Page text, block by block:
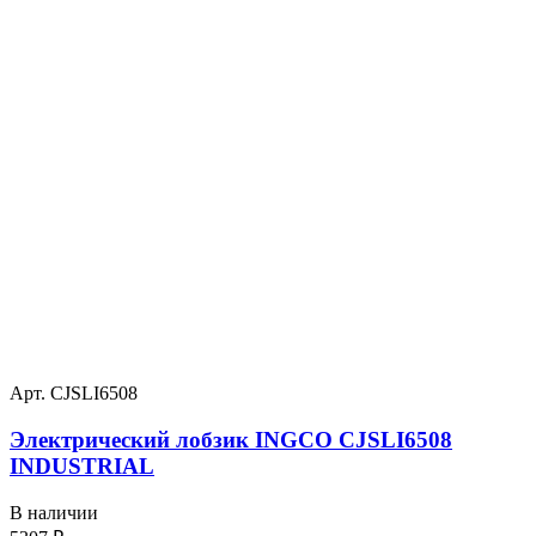
Арт. CJSLI6508
Электрический лобзик INGCO CJSLI6508
INDUSTRIAL
В наличии